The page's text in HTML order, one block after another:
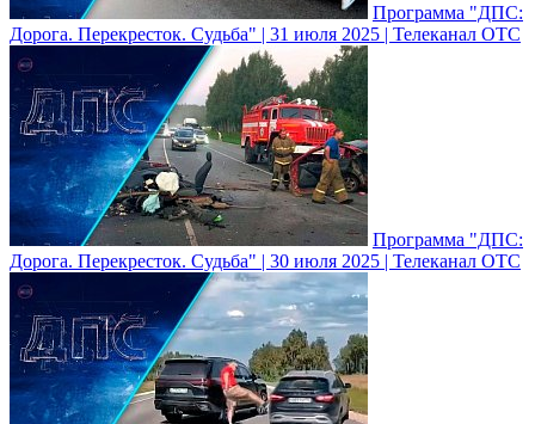
Программа "ДПС:
Дорога. Перекресток. Судьба" | 31 июля 2025 | Телеканал ОТС
Программа "ДПС:
Дорога. Перекресток. Судьба" | 30 июля 2025 | Телеканал ОТС